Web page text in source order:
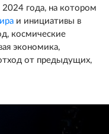
года, на котором
и инициативы в
космические
экономика,
от предыдущих,